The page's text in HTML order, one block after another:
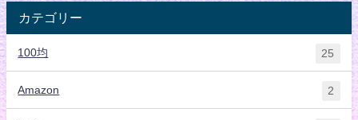
カテゴリー
100均 25
Amazon 2